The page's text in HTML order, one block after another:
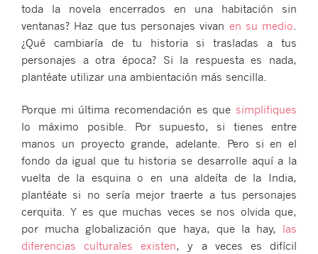
toda la novela encerrados en una habitación sin
ventanas? Haz que tus personajes vivan en su medio
¿Qué cambiaría de tu historia si trasladas a tus
personajes a otra época? Si la respuesta es nada,
plantéate utilizar una ambientación más sencilla.
Porque mi última recomendación es que simplifiques
lo máximo posible. Por supuesto, si tienes entre
manos un proyecto grande, adelante. Pero si en el
fondo da igual que tu historia se desarrolle aquí a la
vuelta de la esquina o en una aldeíta de la India,
plantéate si no sería mejor traerte a tus personajes
cerquita. Y es que muchas veces se nos olvida que,
por mucha globalización que haya, que la hay, las
diferencias culturales existen, y a veces es difícil